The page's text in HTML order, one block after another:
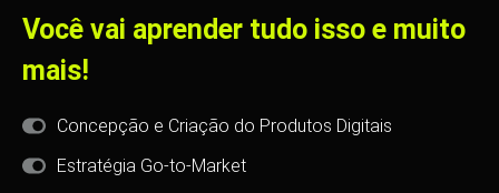
Você vai aprender tudo isso e muito
mais!
Concepção e Criação do Produtos Digitais
Estratégia Go-to-Market